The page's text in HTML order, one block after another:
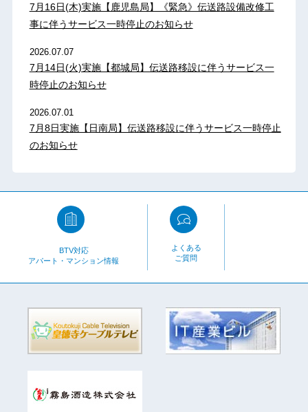
7月16日(木)実施【鹿児島局】《緊急》伝送路設備改修工
事に伴うサービス一時停止のお知らせ
2026.07.07
7月14日(火)実施【都城局】伝送路移設に伴うサービス一
時停止のお知らせ
2026.07.01
7月8日実施【日南局】伝送路移設に伴うサービス一時停止
のお知らせ
BTV対応
アパート・マンション情報
よくある
ご質問